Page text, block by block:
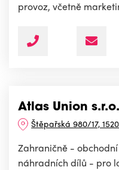
provoz, včetně
Atlas Union s.r.o.
Štěpařská 980/17,
Zahraničně -
náhradních dílů - pro